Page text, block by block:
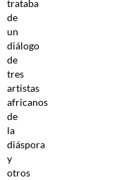
trataba
de
un
diálogo
de
tres
artistas
africanos
de
la
diáspora
y
otros